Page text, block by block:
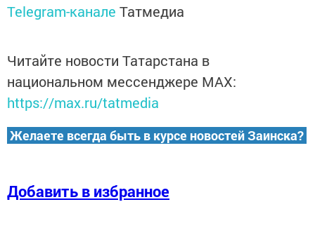
Telegram-канале Татмедиа
Читайте новости Татарстана в
национальном мессенджере MАХ:
https://max.ru/tatmedia
Желаете всегда быть в курсе новостей Заинска?
Добавить в избранное